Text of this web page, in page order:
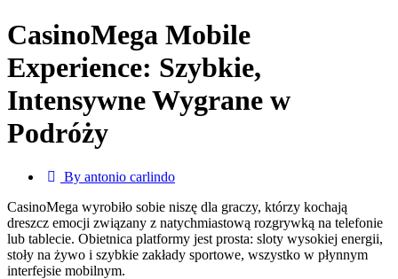
CasinoMega Mobile
Experience: Szybkie,
Intensywne Wygrane w
Podróży
By antonio carlindo
CasinoMega wyrobiło sobie niszę dla graczy, którzy kochają
dreszcz emocji związany z natychmiastową rozgrywką na telefonie
lub tablecie. Obietnica platformy jest prosta: sloty wysokiej energii,
stoły na żywo i szybkie zakłady sportowe, wszystko w płynnym
interfejsie mobilnym.